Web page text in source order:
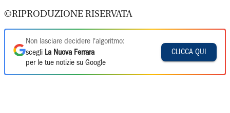
©RIPRODUZIONE RISERVATA
Non lasciare decidere l'algoritmo:
scegli La Nuova Ferrara
per le tue notizie su Google
CLICCA QUI